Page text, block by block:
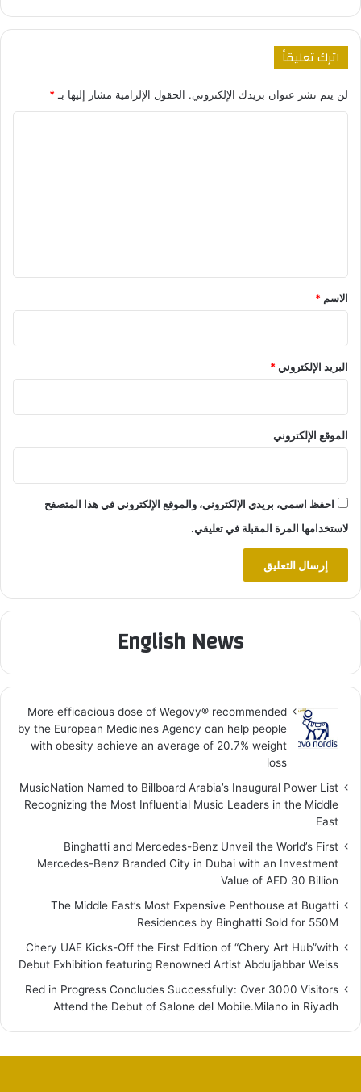
اترك تعليقاً
لن يتم نشر عنوان بريدك الإلكتروني. الحقول الإلزامية مشار إليها بـ*
*
الاسم *
البريد الإلكتروني*
الموقع الإلكتروني
احفظ اسمي، بريدي الإلكتروني، والموقع الإلكتروني في هذا المتصفح
لاستخدامها المرة المقبلة في تعليقي.
English News
More efficacious dose of Wegovy®️ recommended
by the European Medicines Agency can help people
with obesity achieve an average of 20.7% weight
loss
MusicNation Named to Billboard Arabia’s Inaugural Power List
Recognizing the Most Influential Music Leaders in the Middle
East
Binghatti and Mercedes-Benz Unveil the World’s First
Mercedes-Benz Branded City in Dubai with an Investment
Value of AED 30 Billion
The Middle East’s Most Expensive Penthouse at Bugatti
Residences by Binghatti Sold for 550M
Chery UAE Kicks-Off the First Edition of “Chery Art Hub”with
Debut Exhibition featuring Renowned Artist Abduljabbar Weiss
Red in Progress Concludes Successfully: Over 3000 Visitors
Attend the Debut of Salone del Mobile.Milano in Riyadh